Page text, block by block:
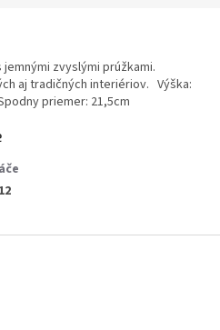
zvyslými prúžkami.
aj tradičných interiériov. Výška:
priemer: 21,5cm